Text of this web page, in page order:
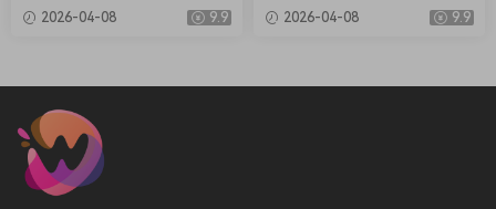
2026-04-08 9.9 2026-04-08 9.9